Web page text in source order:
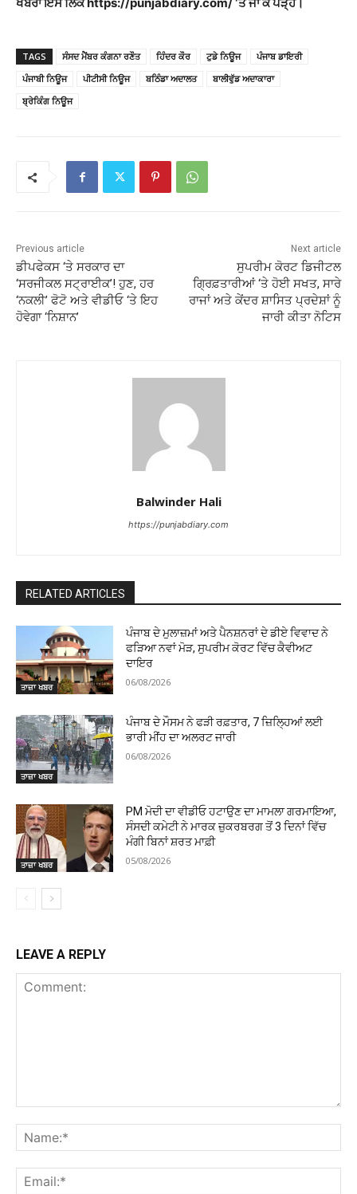
TAGS ਸੰਸਦ ਮੈਂਬਰ ਕੰਗਨਾ ਰਣੌਤ ਹਿੰਦਰ ਕੌਰ ਟੁਡੇ ਨਿਊਜ
ਪੰਜਾਬ ਡਾਇਰੀ
ਪੰਜਾਬੀ ਨਿਊਜ
ਪੀਟੀਸੀ ਨਿਊਜ ਬਠਿੰਡਾ ਅਦਾਲਤ
ਬਾਲੀਵੁੱਡ ਅਦਾਕਾਰਾ
ਬ੍ਰੇਕਿੰਗ ਨਿਊਜ
Previous article
ਡੀਪਫੇਕਸ ‘ਤੇ ਸਰਕਾਰ ਦਾ
‘ਸਰਜੀਕਲ ਸਟ੍ਰਾਈਕ’! ਹੁਣ, ਹਰ
‘ਨਕਲੀ’ ਫੋਟੋ ਅਤੇ ਵੀਡੀਓ ‘ਤੇ ਇਹ
ਹੋਵੇਗਾ ‘ਨਿਸ਼ਾਨ’
Next article
ਸੁਪਰੀਮ ਕੋਰਟ ਡਿਜੀਟਲ
ਗ੍ਰਿਫ਼ਤਾਰੀਆਂ ‘ਤੇ ਹੋਈ ਸਖਤ, ਸਾਰੇ
ਰਾਜਾਂ ਅਤੇ ਕੇਂਦਰ ਸ਼ਾਸਿਤ ਪ੍ਰਦੇਸ਼ਾਂ ਨੂੰ
ਜਾਰੀ ਕੀਤਾ ਨੋਟਿਸ
Balwinder Hali
https://punjabdiary.com
RELATED ARTICLES
ਤਾਜ਼ਾ ਖਬਰ
ਪੰਜਾਬ ਦੇ ਮੁਲਾਜ਼ਮਾਂ ਅਤੇ ਪੈਨਸ਼ਨਰਾਂ ਦੇ ਡੀਏ ਵਿਵਾਦ ਨੇ
ਫੜਿਆ ਨਵਾਂ ਮੋੜ, ਸੁਪਰੀਮ ਕੋਰਟ ਵਿੱਚ ਕੈਵੀਅਟ
ਦਾਇਰ
06/08/2026
ਤਾਜ਼ਾ ਖਬਰ
ਪੰਜਾਬ ਦੇ ਮੌਸਮ ਨੇ ਫੜੀ ਰਫ਼ਤਾਰ, 7 ਜ਼ਿਲ੍ਹਿਆਂ ਲਈ
ਭਾਰੀ ਮੀਂਹ ਦਾ ਅਲਰਟ ਜਾਰੀ
06/08/2026
ਤਾਜ਼ਾ ਖਬਰ
PM ਮੋਦੀ ਦਾ ਵੀਡੀਓ ਹਟਾਉਣ ਦਾ ਮਾਮਲਾ ਗਰਮਾਇਆ,
ਸੰਸਦੀ ਕਮੇਟੀ ਨੇ ਮਾਰਕ ਜ਼ੁਕਰਬਰਗ ਤੋਂ 3 ਦਿਨਾਂ ਵਿੱਚ
ਮੰਗੀ ਬਿਨਾਂ ਸ਼ਰਤ ਮਾਫ਼ੀ
05/08/2026
LEAVE A REPLY